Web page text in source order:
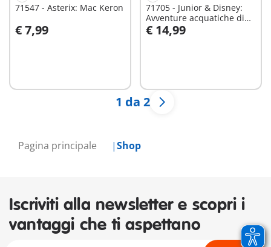
Pagina principale Shop
71547 - Asterix: Mac Keron
€ 7,99
Aggiungi al carrello
71705 - Junior & Disney:
Avventure acquatiche di
Winnie e Pimpi
€ 14,99
Aggiungi al carrello
1 da 2
Iscriviti alla newsletter e scopri i
vantaggi che ti aspettano